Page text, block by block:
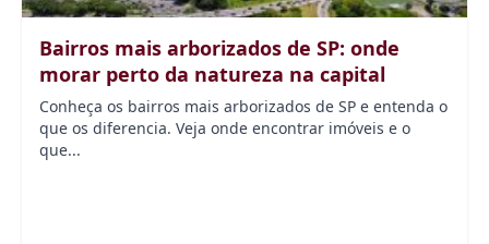
Bairros mais arborizados de SP: onde
morar perto da natureza na capital
Conheça os bairros mais arborizados de SP e entenda o
que os diferencia. Veja onde encontrar imóveis e o
que...